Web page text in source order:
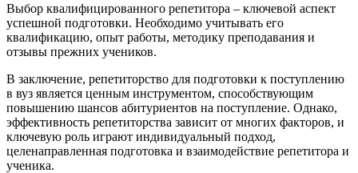
Выбор квалифицированного репетитора – ключевой аспект
успешной подготовки. Необходимо учитывать его
квалификацию, опыт работы, методику преподавания и
отзывы прежних учеников.
В заключение, репетиторство для подготовки к поступлению
в вуз является ценным инструментом, способствующим
повышению шансов абитуриентов на поступление. Однако,
эффективность репетиторства зависит от многих факторов, и
ключевую роль играют индивидуальный подход,
целенаправленная подготовка и взаимодействие репетитора и
ученика.